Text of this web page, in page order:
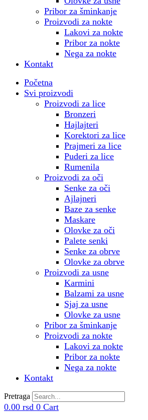
Pribor za šminkanje
Proizvodi za nokte
Lakovi za nokte
Pribor za nokte
Nega za nokte
Kontakt
Početna
Svi proizvodi
Proizvodi za lice
Bronzeri
Hajlajteri
Korektori za lice
Prajmeri za lice
Puderi za lice
Rumenila
Proizvodi za oči
Senke za oči
Ajlajneri
Baze za senke
Maskare
Olovke za oči
Palete senki
Senke za obrve
Olovke za obrve
Proizvodi za usne
Karmini
Balzami za usne
Sjaj za usne
Olovke za usne
Pribor za šminkanje
Proizvodi za nokte
Lakovi za nokte
Pribor za nokte
Nega za nokte
Kontakt
Pretraga
0.00 rsd 0 Cart